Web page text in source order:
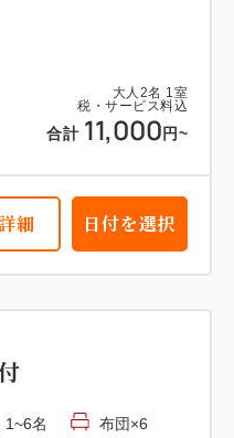
大人 2名 1 室
税・サービス料込
合計 11,000 円~
細 日付を選択
1~6名 布団×6